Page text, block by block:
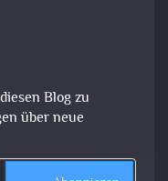
Blog zu
über neue